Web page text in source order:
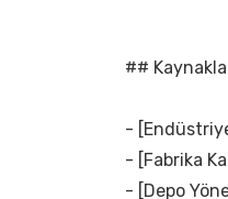
##
-
- [Fabrika
- [Depo